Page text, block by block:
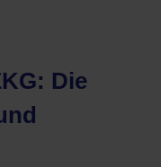
Die